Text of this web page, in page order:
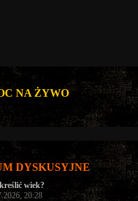
NA ŻYWO
DYSKUSYJNE
wiek?
20:28